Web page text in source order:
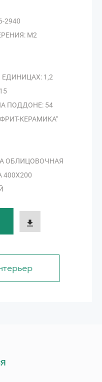
2940
М2
1,2
ПОДДОНЕ: 54
КЕРАМИКА"
ОБЛИЦОВОЧНАЯ